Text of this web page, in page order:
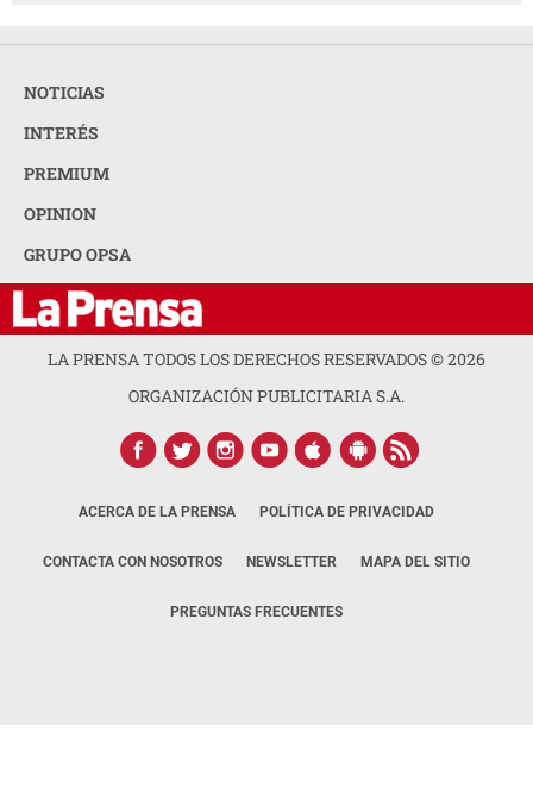
NOTICIAS
INTERÉS
PREMIUM
OPINION
GRUPO OPSA
LA PRENSA TODOS LOS DERECHOS RESERVADOS ©2026
ORGANIZACIÓN PUBLICITARIA S.A.
ACERCA DE LA PRENSA POLÍTICA DE PRIVACIDAD
CONTACTA CON NOSOTROS NEWSLETTER MAPA DEL SITIO
PREGUNTAS FRECUENTES